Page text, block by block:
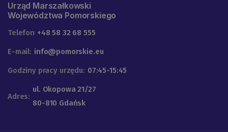
Urząd Marszałkowski
Województwa Pomorskiego
Telefon +48 58 32 68 555
E-mail: info@pomorskie.eu
Godziny pracy urzędu: 07:45-15:45
Adres:
ul. Okopowa 21/27
80-810 Gdańsk